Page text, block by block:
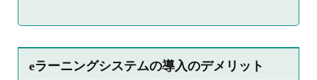
eラーニングシステムの導入のデメリット